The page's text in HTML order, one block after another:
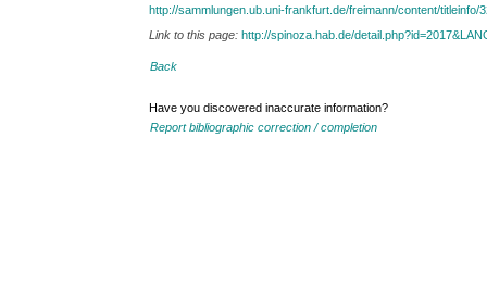
http://sammlungen.ub.uni-frankfurt.de/freimann/content/titleinfo/
Link to this page:http://spinoza.hab.de/
Back
Have you discovered inaccurate information?
Report bibliographic correction / completion